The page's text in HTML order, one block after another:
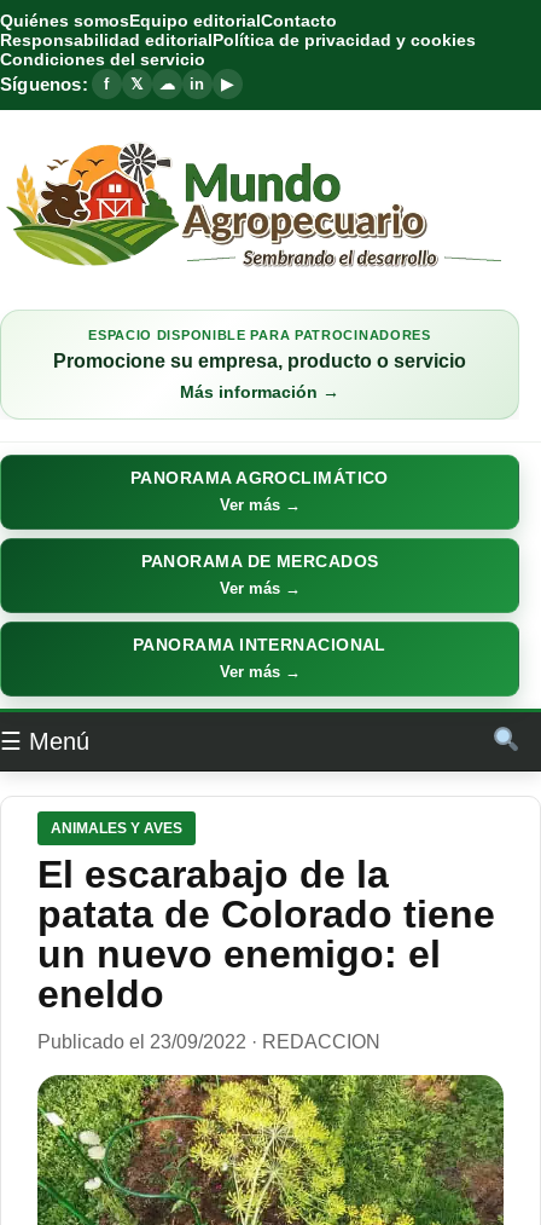
Quiénes somosEquipo editorialContacto
Responsabilidad editorialPolítica de privacidad y cookies
Condiciones del servicio
Síguenos: f 𝕏 ☁ in ▶
ESPACIO DISPONIBLE PARA PATROCINADORES
Promocione su empresa, producto o servicio
Más información →
PANORAMA AGROCLIMÁTICO
Ver más →
PANORAMA DE MERCADOS
Ver más →
PANORAMA INTERNACIONAL
Ver más →
☰ Menú
ANIMALES Y AVES
El escarabajo de la
patata de Colorado tiene
un nuevo enemigo: el
eneldo
Publicado el 23/09/2022 · REDACCION